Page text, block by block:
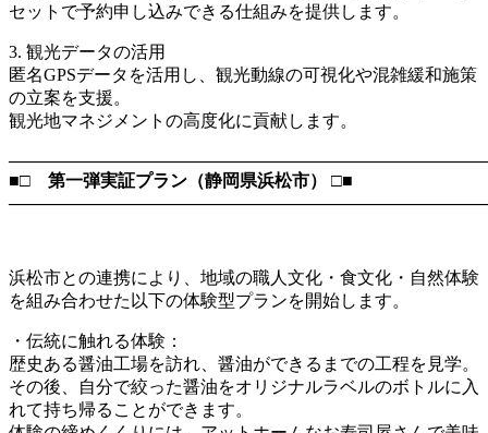
セットで予約申し込みできる仕組みを提供します。
3. 観光データの活用
匿名GPSデータを活用し、観光動線の可視化や混雑緩和施策
の立案を支援。
観光地マネジメントの高度化に貢献します。
■□ 第一弾実証プラン（静岡県浜松市） □■
浜松市との連携により、地域の職人文化・食文化・自然体験
を組み合わせた以下の体験型プランを開始します。
・伝統に触れる体験：
歴史ある醤油工場を訪れ、醤油ができるまでの工程を見学。
その後、自分で絞った醤油をオリジナルラベルのボトルに入
れて持ち帰ることができます。